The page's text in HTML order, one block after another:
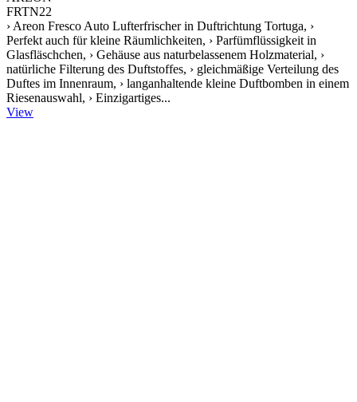
FRTN22
› Areon Fresco Auto Lufterfrischer in Duftrichtung Tortuga, ›
Perfekt auch für kleine Räumlichkeiten, › Parfümflüssigkeit in
Glasfläschchen, › Gehäuse aus naturbelassenem Holzmaterial, ›
natürliche Filterung des Duftstoffes, › gleichmäßige Verteilung des
Duftes im Innenraum, › langanhaltende kleine Duftbomben in einem
Riesenauswahl, › Einzigartiges...
View